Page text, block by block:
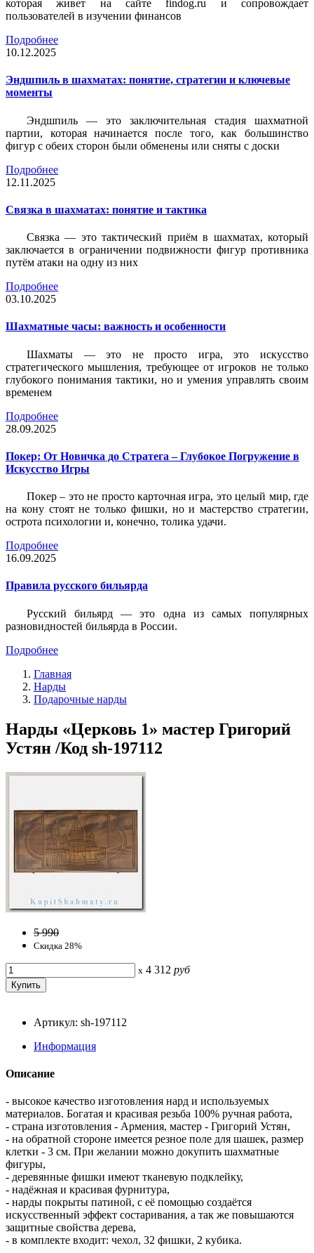
которая живет на сайте findog.ru и сопровождает
пользователей в изучении финансов
Подробнее
10.12.2025
Эндшпиль в шахматах: понятие, стратегии и ключевые
моменты
Эндшпиль — это заключительная стадия шахматной
партии, которая начинается после того, как большинство
фигур с обеих сторон были обменены или сняты с доски
Подробнее
12.11.2025
Связка в шахматах: понятие и тактика
Связка — это тактический приём в шахматах, который
заключается в ограничении подвижности фигур противника
путём атаки на одну из них
Подробнее
03.10.2025
Шахматные часы: важность и особенности
Шахматы — это не просто игра, это искусство
стратегического мышления, требующее от игроков не только
глубокого понимания тактики, но и умения управлять своим
временем
Подробнее
28.09.2025
Покер: От Новичка до Стратега – Глубокое Погружение в
Искусство Игры
Покер – это не просто карточная игра, это целый мир, где
на кону стоят не только фишки, но и мастерство стратегии,
острота психологии и, конечно, толика удачи.
Подробнее
16.09.2025
Правила русского бильярда
Русский бильярд — это одна из самых популярных
разновидностей бильярда в России.
Подробнее
Главная
Нарды
Подарочные нарды
Нарды «Церковь 1» мастер Григорий
Устян /Код sh-197112
5 990
Скидка 28%
x 4 312 руб
Артикул: sh-197112
Информация
Описание
- высокое качество изготовления нард и используемых
материалов. Богатая и красивая резьба 100% ручная работа,
- страна изготовления - Армения, мастер - Григорий Устян,
- на обратной стороне имеется резное поле для шашек, размер
клетки - 3 см. При желании можно докупить шахматные
фигуры,
- деревянные фишки имеют тканевую подклейку,
- надёжная и красивая фурнитура,
- нарды покрыты патиной, с её помощью создаётся
искусственный эффект состаривания, а так же повышаются
защитные свойства дерева,
- в комплекте входит: чехол, 32 фишки, 2 кубика.